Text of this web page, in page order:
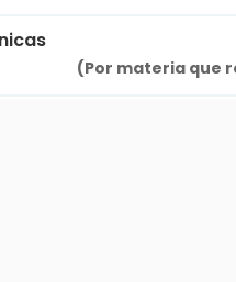
(Por materia que